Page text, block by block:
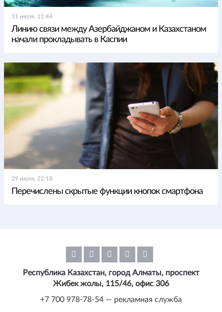
31 июля, 11:44
Линию связи между Азербайджаном и Казахстаном
начали прокладывать в Каспии
29 июля, 22:18
Перечислены скрытые функции кнопок смартфона
Республика Казахстан, город Алматы, проспект
Жибек жолы, 115/46, офис 306
+7 700 978-78-54 — рекламная служба